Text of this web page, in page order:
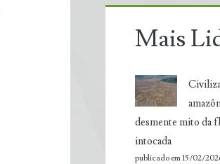
Mais
desmente mito da
intocada
publicado em 15/02/